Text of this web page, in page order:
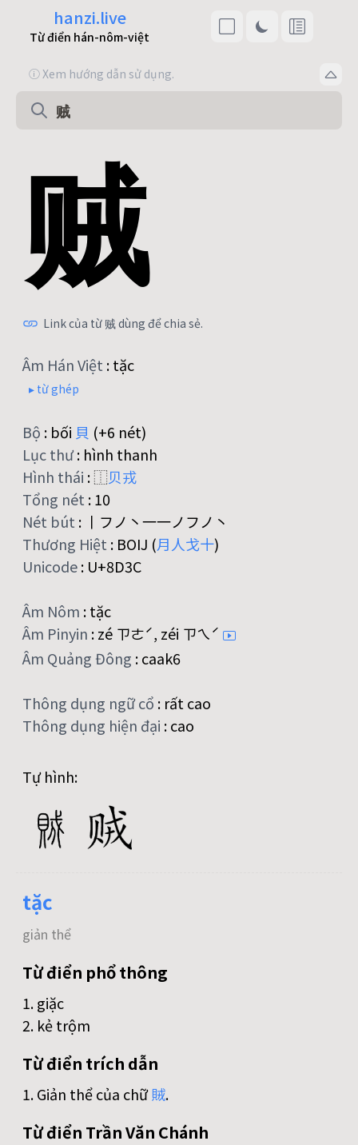
hanzi.live
Từ điển hán-nôm-việt
ⓘ Xem hướng dẫn sử dụng.
贼
Link của từ 贼 dùng để chia sẻ.
Âm Hán Việt :tặc
▸ từ ghép
Bộ : bối 貝 (+6 nét)
Lục thư: hình thanh
Hình thái :⿰贝戎
Tổng nét :10
Nét bút : 丨フノ丶一一ノフノ丶
Thương Hiệt : BOIJ (月 人戈十)
Unicode: U+8D3C
Âm Nôm :tặc
Âm Pinyin :zé ㄗㄜˊ, zéi ㄗㄟˊ
Âm Quảng Đông :caak6
Thông dụng ngữ cổ : rất cao
Thông dụng hiện đại :cao
Tự hình:
tặc
giản thể
Từ điển phổ thông
1. giặc
2. kẻ trộm
Từ điển trích dẫn
1. Giản thể của chữ賊.
Từ điển Trần Văn Chánh